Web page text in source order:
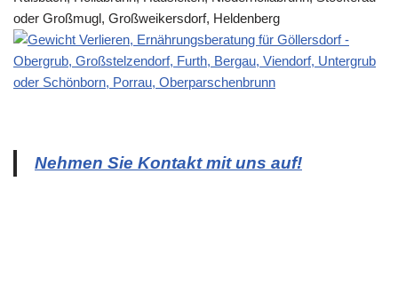
Nehmen Sie Kontakt mit uns auf!